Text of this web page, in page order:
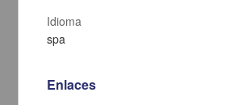
Idioma
spa
Enlaces